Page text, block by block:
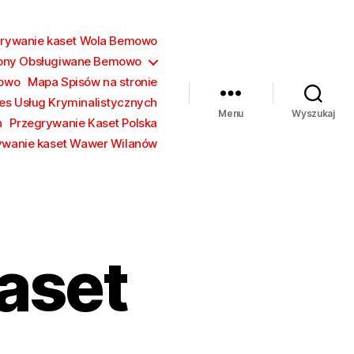
kaset Wola Bemowo
Obsługiwane Bemowo
Mapa Spisów na stronie
Usług Kryminalistycznych
Przegrywanie Kaset Polska
kaset Wawer Wilanów
Menu Wyszukaj